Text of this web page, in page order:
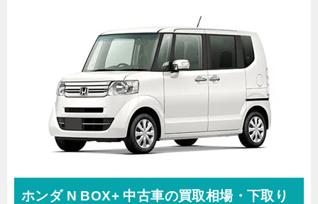
ホンダ N BOX+ 中古車の買取相場・下取り